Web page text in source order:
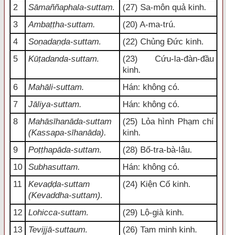
2 Sāmaññaphala-suttaṃ.
(27) Sa-môn quả kinh.
3
Ambaṭṭha-suttam.
(20) A-ma-trú.
4
Soṇadaṇḍa-suttam.
(22) Chủng Đức kinh.
5
Kūṭadanda-suttam.
(23) Cứu-la-đàn-đầu
kinh.
6
Mahāli-suttam.
Hán: không có.
7
Jāliya-suttam.
Hán: không có.
8
Mahāsīhanāda-suttam
(Kassapa-sīhanāda).
(25) Lỏa hình Phạm chí
kinh.
9
Poṭṭhapāda-suttam.
(28) Bố-tra-bà-lâu.
10
Subhasuttam.
Hán: không có.
11
Kevaḍḍa-suttam
(Kevaddha-suttam).
(24) Kiện Cố kinh.
12 Lohicca-suttam.
(29) Lộ-già kinh.
13
Tevijjā-suttaum.
(26) Tam minh kinh.